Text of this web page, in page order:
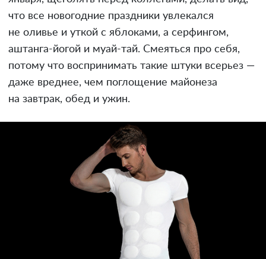
что все новогодние праздники увлекался
не оливье и уткой с яблоками, а серфингом,
аштанга-йогой и муай-тай. Смеяться про себя,
потому что воспринимать такие штуки всерьез —
даже вреднее, чем поглощение майонеза
на завтрак, обед и ужин.